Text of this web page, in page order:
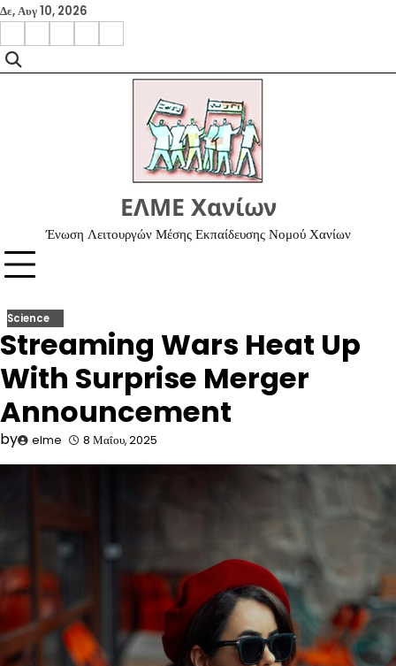
Skip
content
Δε, Αυγ 10, 2026
facebook
instagram
google
x youtube
ΕΛΜΕ Χανίων
Ένωση Λειτουργών Μέσης Εκπαίδευσης Νομού Χανίων
Science
Streaming Wars Heat Up
With Surprise Merger
Announcement
by elme 8 Μαΐου, 2025